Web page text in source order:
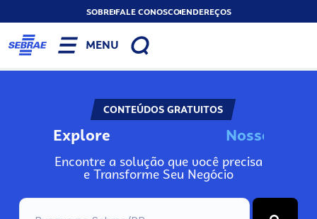
SOBREFALE CONOSCOENDEREÇOS
MENU
CONTEÚDOS GRATUITOS
Explore No
Encontre a solução que você precisa
e Transforme Seu Negócio